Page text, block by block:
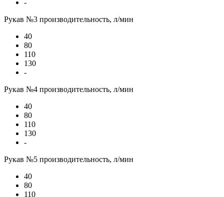
-
Рукав №3 производительность, л/мин
40
80
110
130
-
Рукав №4 производительность, л/мин
40
80
110
130
-
Рукав №5 производительность, л/мин
40
80
110